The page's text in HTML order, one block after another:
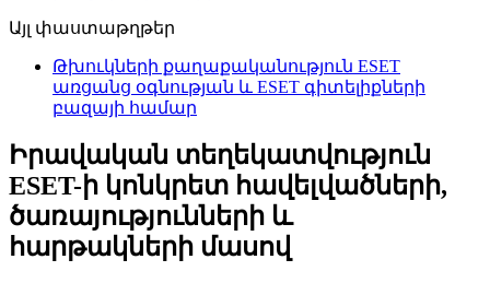
Այլ փաստաթղթեր
Թխուկների քաղաքականություն ESET
առցանց օգնության և ESET գիտելիքների
բազայի համար
Իրավական տեղեկատվություն
ESET-ի կոնկրետ հավելվածների,
ծառայությունների և
հարթակների մասով